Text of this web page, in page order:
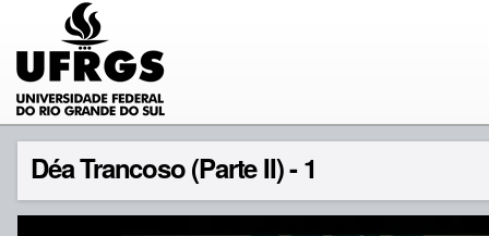
Déa Trancoso (Parte II) - 1